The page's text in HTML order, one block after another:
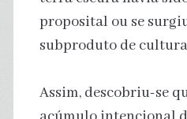
proposital ou se
subproduto de
Assim, descobriu-se